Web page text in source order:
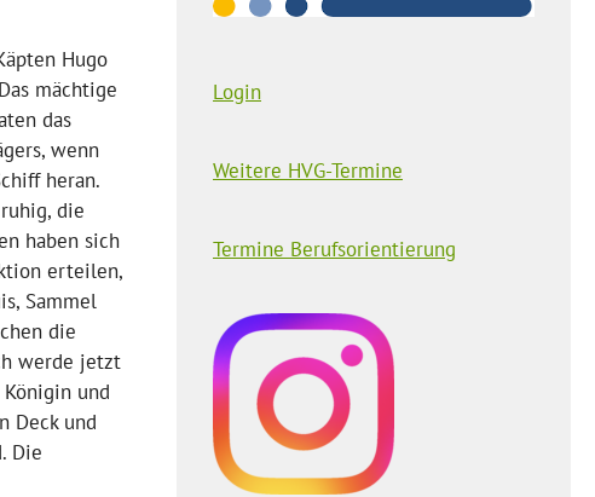
Hugo
mächtige
das
wenn
heran.
die
haben sich
erteilen,
Sammel
die
werde jetzt
und
Deck und
Die
Login
Weitere HVG-Termine
Termine Berufsorientierung